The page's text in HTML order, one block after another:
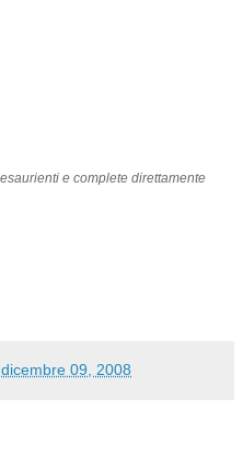
e complete direttamente
09, 2008